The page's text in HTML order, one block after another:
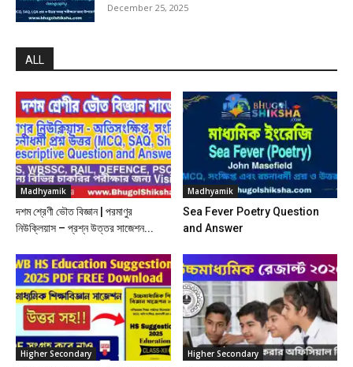
December 25, 2025
ALL
Madhyamik
দশম শ্রেণী ভৌত বিজ্ঞান | পরমাণুর
নিউক্লিয়াস – প্রশ্ন উত্তর সাজেশন...
Madhyamik
Sea Fever Poetry Question
and Answer
Higher Secondary Higher Secondary